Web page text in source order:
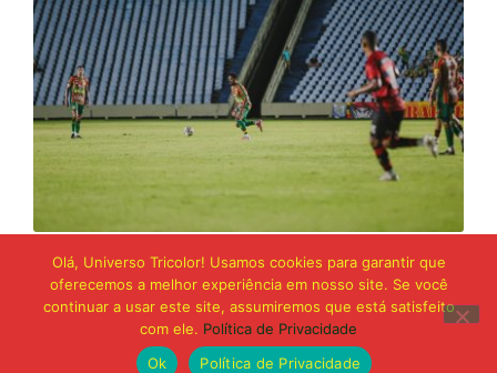
21 de junho de 2026
Sampaio é superado pelo Trem no Castelão
e buscará reação em Macapá
Olá, Universo Tricolor! Usamos cookies para garantir que
oferecemos a melhor experiência em nosso site. Se você
continuar a usar este site, assumiremos que está satisfeito
com ele. Política de Privacidade
Ok
Política de Privacidade